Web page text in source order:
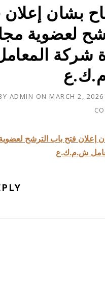
بشان إعلان
لعضوية
شركة
ADMIN ON MARCH 2, 2026
إعلان فتح باب الترشح
ش.م.ك.ع